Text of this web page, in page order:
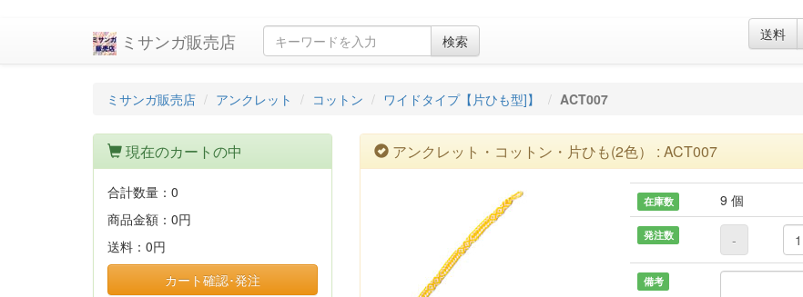
ミサンガ販売店 検索 送料
ミサンガ販売店 アンクレット コットン ワイドタイプ【片ひも型]】 ACT007
アンクレット・コットン・片ひも(2色） : ACT007
在庫数 9 個
発注数 -
備考
現在のカートの中
合計数量： 0
商品金額： 0円
送料： 0円
カート確認･発注